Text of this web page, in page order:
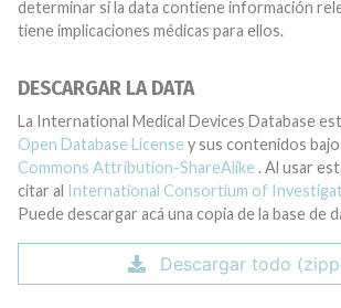
determinar si la data contiene información
tiene implicaciones médicas para ellos.
DESCARGAR LA DATA
La International Medical Devices Database
Open Database License y sus contenidos bajo
Commons Attribution-ShareAlike . Al usar
citar al International Consortium of
Puede descargar acá una copia de la base de
Descargar todo